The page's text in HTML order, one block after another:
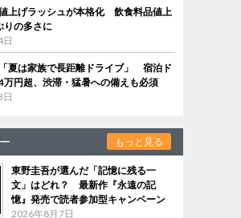
値上げラッシュが本格化 飲食料品値上
りの多さに
夏は家族で長距離ドライブ」 宿泊ド
万円超、渋滞・猛暑への備えも必須
もっと見る
東野圭吾が選んだ「記憶に残る一
文」はどれ？ 最新作『永遠の記
憶』発売で読者参加型キャンペーン
2026年8月7日